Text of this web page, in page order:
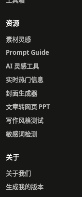
资源
素材灵感
Prompt Guide
AI 灵感工具
实时热门信息
封面生成器
文章转网页 PPT
写作风格测试
敏感词检测
关于
关于我们
生成我的版本